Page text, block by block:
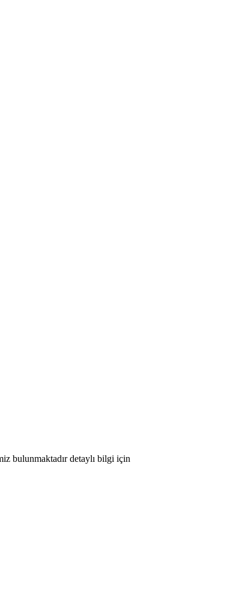
bulunmaktadır detaylı bilgi için